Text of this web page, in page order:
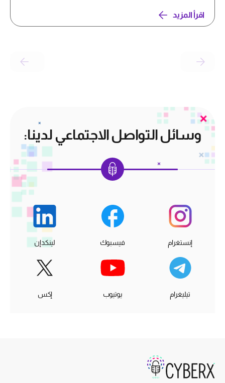
اقرأ المزيد
وسائل التواصل الاجتماعي لدينا:
إنستغرام فيسبوك لينكدإن
تيليغرام يوتيوب إكس